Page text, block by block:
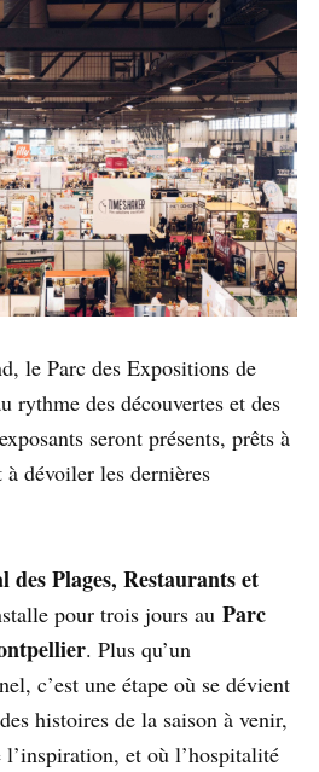
le Parc des Expositions de
des découvertes et des
seront présents, prêts à
dévoiler les dernières
Plages, Restaurants et
pour trois jours au Parc
. Plus qu’un
c’est une étape où se dévient
histoires de la saison à venir,
et où l’hospitalité